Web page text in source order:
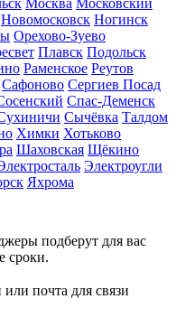
Москва Московский
Новомосковск Ногинск
Орехово-Зуево
Плавск Подольск
Раменское Реутов
Сафоново Сергиев Посад
Спас-Деменск
Сычёвка Талдом
Химки Хотьково
Шаховская Щёкино
Электроугли
Яхрома
подберут для вас
сроки.
почта для связи